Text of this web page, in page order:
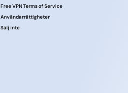
Free VPN Terms of Service
Användarrättigheter
Sälj inte